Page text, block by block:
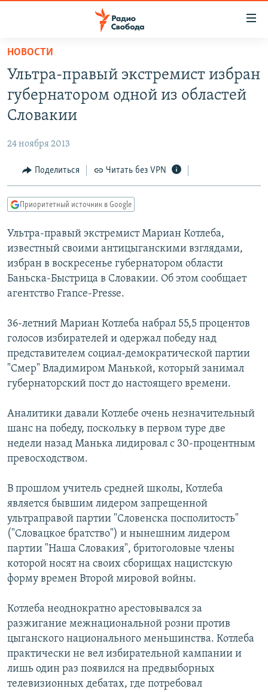
упрощенного
доступа
Вернуться
основному
Вернутся
Вернутся
поиску
ПОДКАСТЫ
АВТОРСКИЕ ПРОЕКТЫ
МНЕНИЯ
КУЛЬТУРА
КАВКАЗ.РЕАЛИИ
СЕВЕР.РЕАЛИИ
СИБИРЬ.РЕАЛИИ
РАСПИСАНИЕ ВЕЩАНИЯ
СОЦИАЛЬНЫЕ СЕТИ
Все сайты РСЕ/РС
НОВОСТИ
Ультра-правый экстремист избран
губернатором одной из областей
Словакии
24 ноября 2013
Поделиться Читать без VPN
Приоритетный источник в Google
Ультра-правый экстремист Мариан Котлеба,
известный своими антицыганскими взглядами,
избран в воскресенье губернатором области
Баньска-Быстрица в Словакии. Об этом сообщает
агентство France-Presse.
36-летний Мариан Котлеба набрал 55,5 процентов
голосов избирателей и одержал победу над
представителем социал-демократической партии
"Смер" Владимиром Манькой, который занимал
губернаторский пост до настоящего времени.
Аналитики давали Котлебе очень незначительный
шанс на победу, поскольку в первом туре две
недели назад Манька лидировал с 30-процентным
превосходством.
В прошлом учитель средней школы, Котлеба
является бывшим лидером запрещенной
ультраправой партии "Словенска посполитость"
("Словацкое братство") и нынешним лидером
партии "Наша Словакия", бритоголовые члены
которой носят на своих сборищах нацистскую
форму времен Второй мировой войны.
Котлеба неоднократно арестовывался за
разжигание межнациональной розни против
цыганского национального меньшинства. Котлеба
практически не вел избирательной кампании и
лишь один раз появился на предвыборных
телевизионных дебатах, где потребовал